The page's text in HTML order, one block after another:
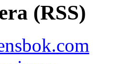
(RSS)